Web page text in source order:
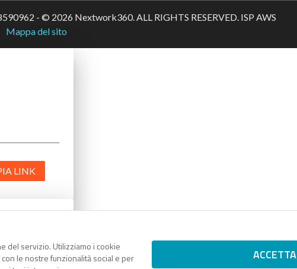
del servizio. Utilizziamo i cookie
le nostre funzionalità social e per
ACCETTA
- © 2026 Nextwork360. ALL RIGHTS RESERVED. ISP AWS
Mappa del sito
LINK